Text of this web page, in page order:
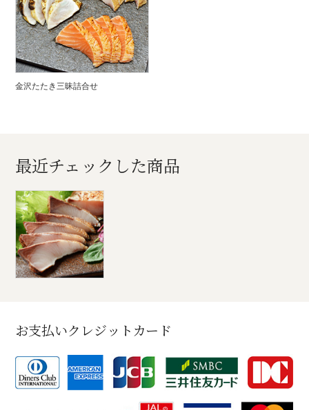
金沢たたき三昧詰合せ
最近チェックした商品
お支払いクレジットカード